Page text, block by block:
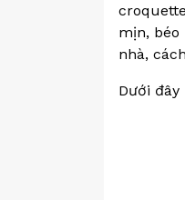
mịn,
nhà,
Dưới